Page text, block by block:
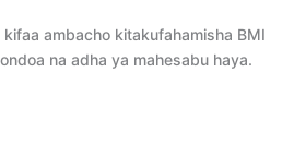
kifaa ambacho kitakufahamisha BMI
na adha ya mahesabu haya.